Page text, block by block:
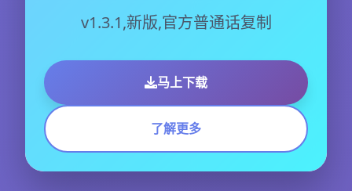
v1.3.1,新版,官方普通话复制
马上下载
了解更多